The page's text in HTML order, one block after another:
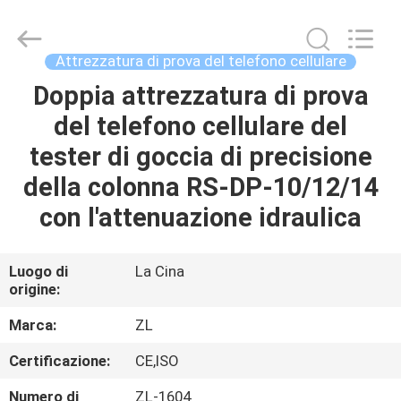
CASA
PRODOTTI
VIDEO
CIRCA
NOI
GIRO
DELLA
Instrument
Technology
Reserved.
Attrezzatura di prova del telefono cellulare
Doppia attrezzatura di prova
del telefono cellulare del
tester di goccia di precisione
della colonna RS-DP-10/12/14
con l'attenuazione idraulica
Luogo di
origine:
La Cina
Marca:
ZL
Certificazione:
CE,ISO
Numero di
ZL-1604